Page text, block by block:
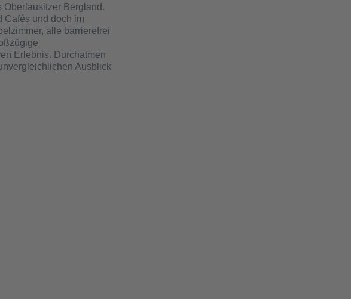
Oberlausitzer Bergland.
Cafés und doch im
alle barrierefrei
Erlebnis. Durchatmen
Ausblick